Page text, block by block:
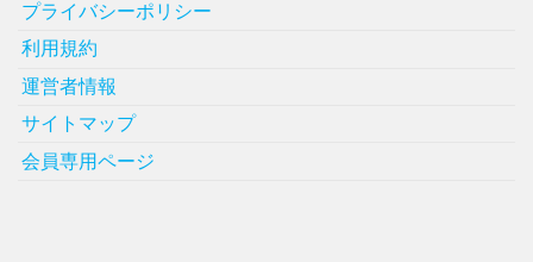
プライバシーポリシー
利用規約
運営者情報
サイトマップ
会員専用ページ